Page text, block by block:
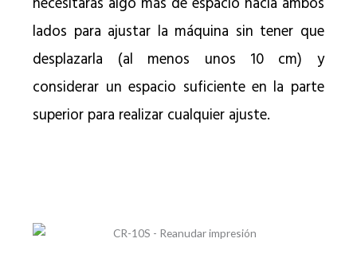
lados para ajustar la máquina sin tener que
desplazarla (al menos unos 10 cm) y
considerar un espacio suficiente en la parte
superior para realizar cualquier ajuste.